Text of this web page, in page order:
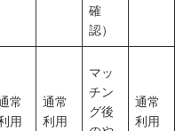
確
認）
常
用
通常
利用
マッ
チン
グ後
通常
利用